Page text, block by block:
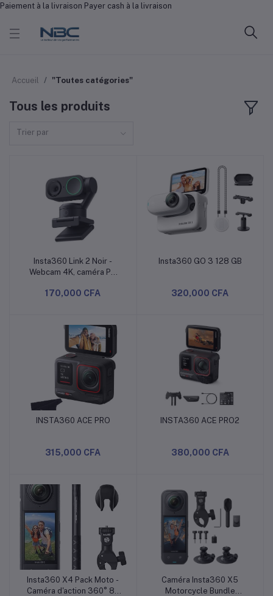
Paiement à la livraison Payer cash à la livraison
Accueil "Toutes catégories"
Tous les produits
Trier par
Ajouter au panier
Insta360 Link 2 Noir -
Webcam 4K, caméra PC
réduction de Bruit,
télétravail, appels vidéos,
Jeux, Zoom, Teams,
Twitch
170,000 CFA
Ajouter au panier
Insta360 GO 3 128 GB
320,000 CFA
Ajouter au panier
INSTA360 ACE PRO
315,000 CFA
Ajouter au panier
INSTA360 ACE PRO2
380,000 CFA
Ajouter au panier
Insta360 X4 Pack Moto -
Caméra d'action 360° 8K
Ajouter au panier
Caméra Insta360 X5
Motorcycle Bundle